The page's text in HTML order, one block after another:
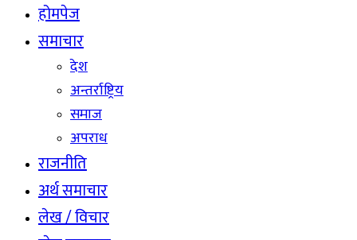
होमपेज
समाचार
देश
अन्तर्राष्ट्रिय
समाज
अपराध
राजनीति
अर्थ समाचार
लेख / विचार